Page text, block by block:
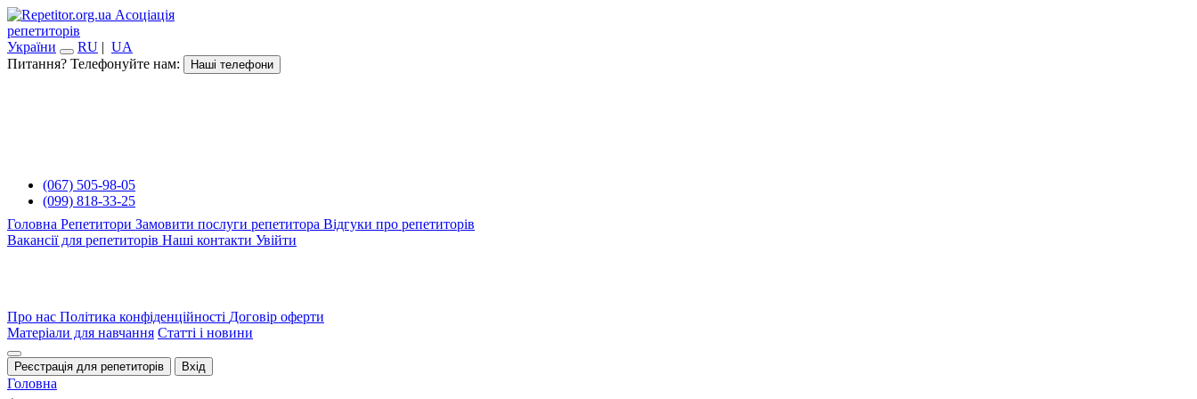
Асоціація
репетиторів
України
RU | UA
Питання? Телефонуйте нам:
Наші телефони
(067) 505-98-05
(099) 818-33-25
Головна Репетитори Замовити послуги репетитора Відгуки про репетиторів
Вакансії для репетиторів Наші контакти Увійти
Про нас Політика конфіденційності Договір оферти
Матеріали для навчання Статті і новини
Реєстрація для репетиторів Вхід
Головна